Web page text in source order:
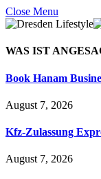
Close Menu
WAS IST
Book Hanam
August 7, 2026
Kfz-Zulassung
August 7, 2026